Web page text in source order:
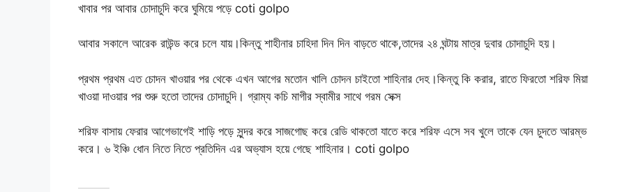
খাবার পর আবার চোদাচুদি করে ঘুমিয়ে পড়ে coti golpo
আবার সকালে আরেক রাউন্ড করে চলে যায়।কিন্তু শাহীনার চাহিদা দিন দিন বাড়তে থাকে,তাদের ২৪ ঘন্টায় মাত্র দুবার চোদাচুদি হয়।
প্রথম প্রথম এত চোদন খাওয়ার পর থেকে এখন আগের মতোন খালি চোদন চাইতো শাহিনার দেহ।কিন্তু কি করার, রাতে ফিরতো শরিফ মিয়া
খাওয়া দাওয়ার পর শুরু হতো তাদের চোদাচুদি। গ্রাম্য কচি মাগীর স্বামীর সাথে গরম সেক্স
শরিফ বাসায় ফেরার আগেভাগেই শাড়ি পড়ে সুন্দর করে সাজগোছ করে রেডি থাকতো যাতে করে শরিফ এসে সব খুলে তাকে যেন চুদতে আরম্ভ
করে। ৬ ইঞ্চি ধোন নিতে নিতে প্রতিদিন এর অভ্যাস হয়ে গেছে শাহিনার। coti golpo